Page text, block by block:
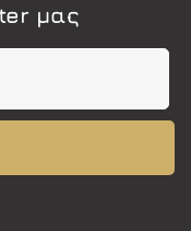
μας